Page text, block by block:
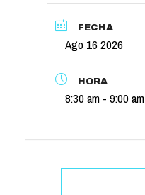
FECHA
Ago 16 2026
HORA
8:30 am - 9:00 am